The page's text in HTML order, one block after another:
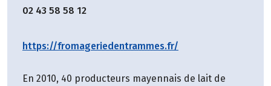
02 43 58 58 12
https://fromageriedentrammes.fr/
En 2010, 40 producteurs mayennais de lait de